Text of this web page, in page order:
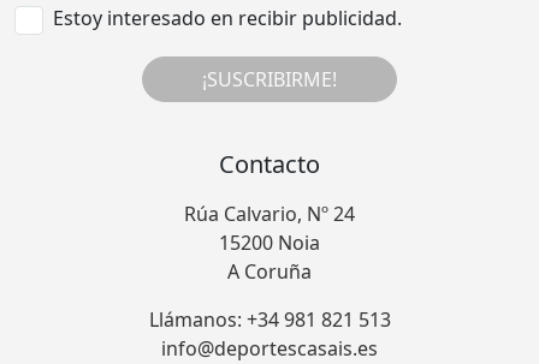
Estoy interesado en recibir publicidad.
¡SUSCRIBIRME!
Contacto
Rúa Calvario, Nº 24
15200 Noia
A Coruña
Llámanos: +34 981 821 513
info@deportescasais.es